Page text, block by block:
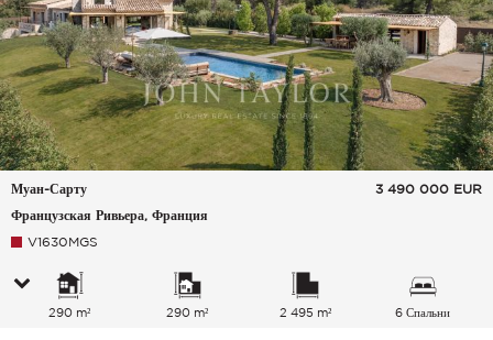
Муан-Сарту
Французская Ривьера, Франция
3 490 000 EUR
V1630MGS
290 m² 290 m² 2 495 m² 6 Спальни